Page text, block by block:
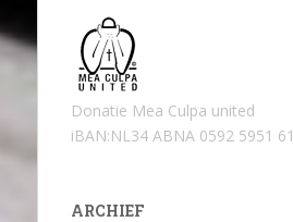
Donatie Mea Culpa united
iBAN:NL34 ABNA 0592 5951 61
ARCHIEF